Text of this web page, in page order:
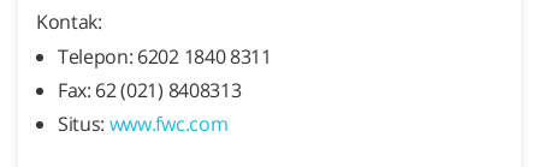
Kontak:
Telepon: 6202 1840 8311
Fax: 62 (021) 8408313
Situs: www.fwc.com